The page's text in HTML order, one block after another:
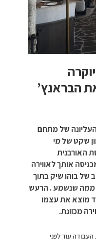
הבראנץ’
של מתחם
שקט של מי
האורבנית
אותך לאווירה
של בוהו שיק בתוך
ממה שנשמע . הרעש
מוצא את עצמו
מכוונת.
עוד לפני